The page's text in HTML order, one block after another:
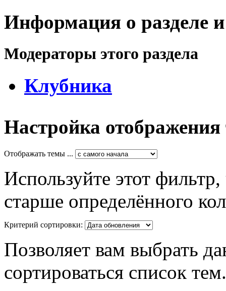
Информация о разделе
Модераторы этого раздела
Клубника
Настройка отображения
Отображать темы ...
Используйте этот
старше определённого
Критерий сортировки:
Позволяет вам выбрать
сортироваться список тем.